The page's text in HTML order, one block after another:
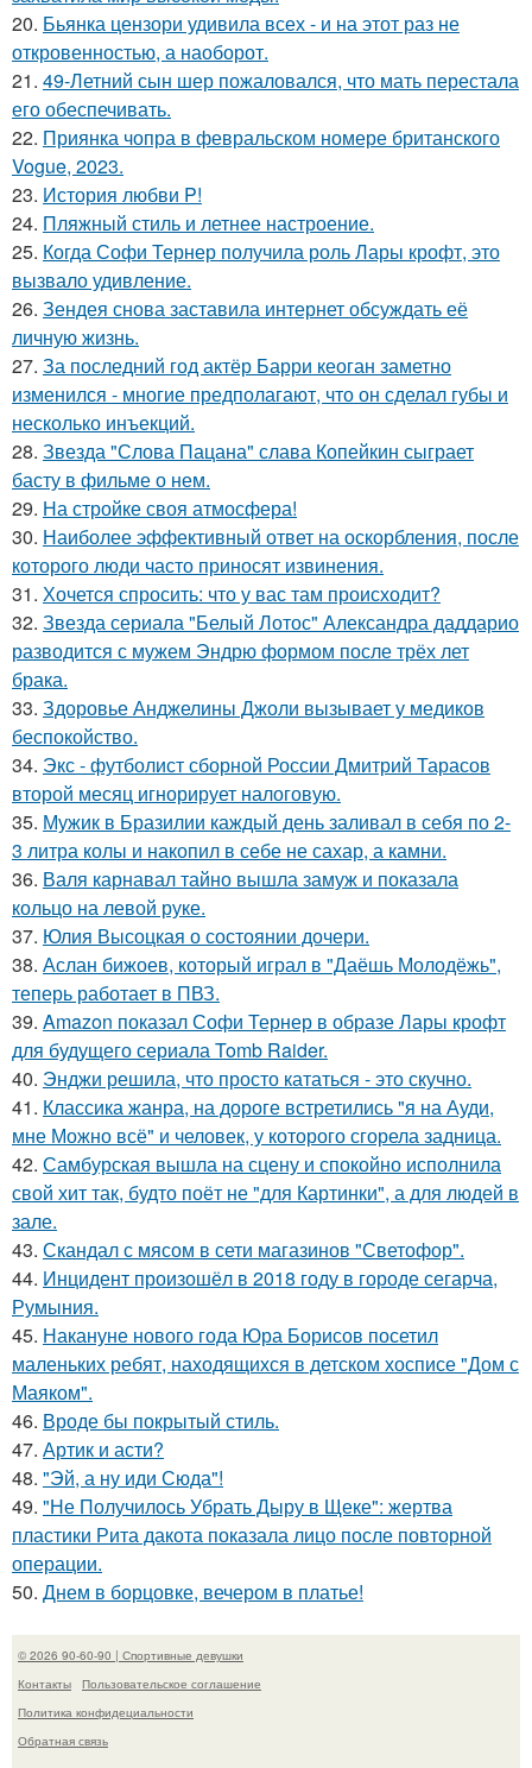
20. Бьянка цензори удивила всех - и на этот раз не
откровенностью, а наоборот.
21. 49-Летний сын шер пожаловался, что мать перестала
его обеспечивать.
22. Приянка чопра в февральском номере британского
Vogue, 2023.
23. История любви P!
24. Пляжный стиль и летнее настроение.
25. Когда Софи Тернер получила роль Лары крофт, это
вызвало удивление.
26. Зендея снова заставила интернет обсуждать её
личную жизнь.
27. За последний год актёр Барри кеоган заметно
изменился - многие предполагают, что он сделал губы и
несколько инъекций.
28. Звезда "Слова Пацана" слава Копейкин сыграет
басту в фильме о нем.
29. На стройке своя атмосфера!
30. Наиболее эффективный ответ на оскорбления, после
которого люди часто приносят извинения.
31. Хочется спросить: что у вас там происходит?
32. Звезда сериала "Белый Лотос" Александра даддарио
разводится с мужем Эндрю формом после трёх лет
брака.
33. Здоровье Анджелины Джоли вызывает у медиков
беспокойство.
34. Экс - футболист сборной России Дмитрий Тарасов
второй месяц игнорирует налоговую.
35. Мужик в Бразилии каждый день заливал в себя по 2-
3 литра колы и накопил в себе не сахар, а камни.
36. Валя карнавал тайно вышла замуж и показала
кольцо на левой руке.
37. Юлия Высоцкая о состоянии дочери.
38. Аслан бижоев, который играл в "Даёшь Молодёжь",
теперь работает в ПВЗ.
39. Amazon показал Софи Тернер в образе Лары крофт
для будущего сериала Tomb Raider.
40. Энджи решила, что просто кататься - это скучно.
41. Классика жанра, на дороге встретились "я на Ауди,
мне Можно всё" и человек, у которого сгорела задница.
42. Самбурская вышла на сцену и спокойно исполнила
свой хит так, будто поёт не "для Картинки", а для людей в
зале.
43. Скандал с мясом в сети магазинов "Светофор".
44. Инцидент произошёл в 2018 году в городе сегарча,
Румыния.
45. Накануне нового года Юра Борисов посетил
маленьких ребят, находящихся в детском хосписе "Дом с
Маяком".
46. Вроде бы покрытый стиль.
47. Артик и асти?
48. "Эй, а ну иди Сюда"!
49. "Не Получилось Убрать Дыру в Щеке": жертва
пластики Рита дакота показала лицо после повторной
операции.
50. Днем в борцовке, вечером в платье!
© 2026 90-60-90 | Спортивные девушки
Контакты
Пользовательское соглашение
Политика конфидециальности
Обратная связь